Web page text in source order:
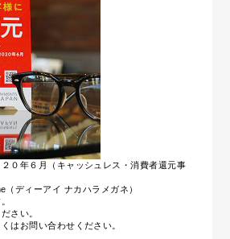
０年６月（キャッシュレス・消費者還元事
ディーアイ ナカハラメガネ）
さい。
はお問い合わせください。